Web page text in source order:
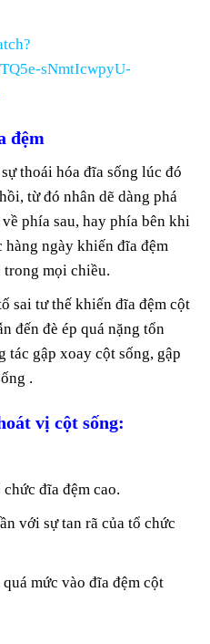
sNmtIcwpyU-
đệm
thoái hóa đĩa sống lúc đó
từ đó nhân dẽ dàng phá
phía sau, hay phía bên khi
hàng ngày khiến đĩa đệm
mọi chiều.
sai tư thế khiến đĩa đệm cột
đến đè ép quá nặng tổn
tác gập xoay cột sống, gập
.
vị cột sống:
đĩa đệm cao.
với sự tan rã của tổ chức
mức vào đĩa đệm cột